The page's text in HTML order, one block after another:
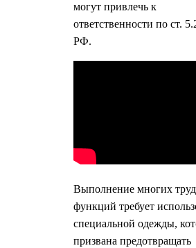
могут привлечь к
ответственности по ст.
РФ.
Выполнение многих
функций требует
специальной одежды,
призвана предотвращать